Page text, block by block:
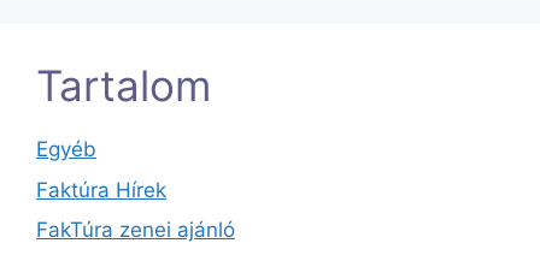
Tartalom
Egyéb
Faktúra Hírek
FakTúra zenei ajánló